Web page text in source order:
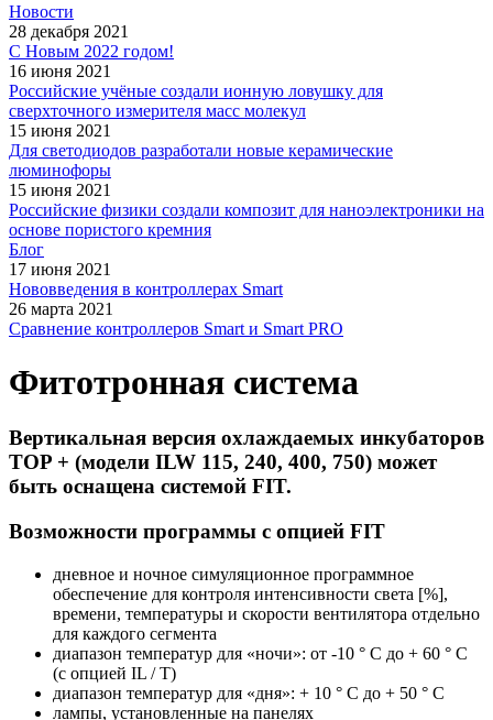
Новости
28 декабря 2021
С Новым 2022 годом!
16 июня 2021
Российские учёные создали ионную ловушку для
сверхточного измерителя масс молекул
15 июня 2021
Для светодиодов разработали новые керамические
люминофоры
15 июня 2021
Российские физики создали композит для наноэлектроники на
основе пористого кремния
Блог
17 июня 2021
Нововведения в контроллерах Smart
26 марта 2021
Сравнение контроллеров Smart и Smart PRO
Фитотронная система
Вертикальная версия охлаждаемых инкубаторов
TOP + (модели ILW 115, 240, 400, 750) может
быть оснащена системой FIT.
Возможности программы с опцией FIT
дневное и ночное симуляционное программное
обеспечение для контроля интенсивности света [%],
времени, температуры и скорости вентилятора отдельно
для каждого сегмента
диапазон температур для «ночи»: от -10 ° C до + 60 ° C
(с опцией IL / T)
диапазон температур для «дня»: + 10 ° C до + 50 ° C
лампы, установленные на панелях